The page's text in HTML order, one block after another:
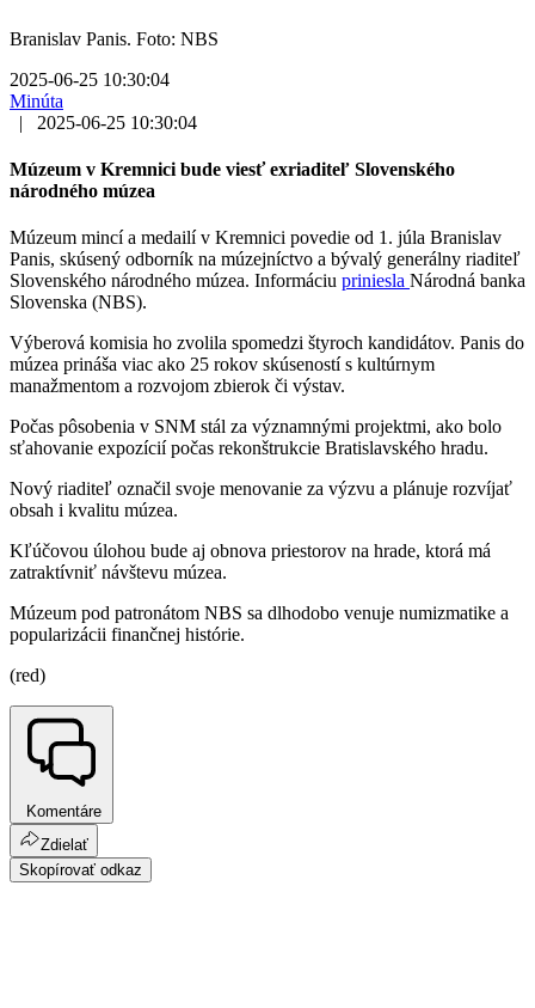
Branislav Panis. Foto: NBS
2025-06-25 10:30:04
Minúta
|
2025-06-25 10:30:04
Múzeum v Kremnici bude viesť exriaditeľ Slovenského
národného múzea
Múzeum mincí a medailí v Kremnici povedie od 1. júla Branislav
Panis, skúsený odborník na múzejníctvo a bývalý generálny riaditeľ
Slovenského národného múzea. Informáciu priniesla Národná banka
Slovenska (NBS).
Výberová komisia ho zvolila spomedzi štyroch kandidátov. Panis do
múzea prináša viac ako 25 rokov skúseností s kultúrnym
manažmentom a rozvojom zbierok či výstav.
Počas pôsobenia v SNM stál za významnými projektmi, ako bolo
sťahovanie expozícií počas rekonštrukcie Bratislavského hradu.
Nový riaditeľ označil svoje menovanie za výzvu a plánuje rozvíjať
obsah i kvalitu múzea.
Kľúčovou úlohou bude aj obnova priestorov na hrade, ktorá má
zatraktívniť návštevu múzea.
Múzeum pod patronátom NBS sa dlhodobo venuje numizmatike a
popularizácii finančnej histórie.
(red)
Komentáre
Zdielať
Skopírovať odkaz